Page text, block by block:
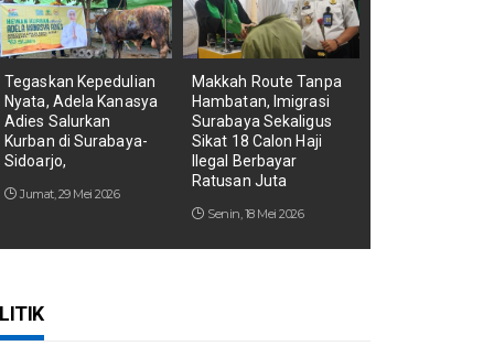
Tegaskan Kepedulian
Nyata, Adela Kanasya
Adies Salurkan
Kurban di Surabaya-
Sidoarjo,
Jumat, 29 Mei 2026
Makkah Route Tanpa
Hambatan, Imigrasi
Surabaya Sekaligus
Sikat 18 Calon Haji
Ilegal Berbayar
Ratusan Juta
Senin, 18 Mei 2026